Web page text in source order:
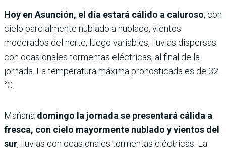
Hoy en Asunción, el día estará cálido a caluroso, con
cielo parcialmente nublado a nublado, vientos
moderados del norte, luego variables, lluvias dispersas
con ocasionales tormentas eléctricas, al final de la
jornada. La temperatura máxima pronosticada es de 32
°C.
Mañana domingo la jornada se presentará cálida a
fresca, con cielo mayormente nublado y vientos del
sur, lluvias con ocasionales tormentas eléctricas. La